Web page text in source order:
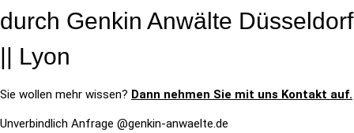
durch Genkin Anwälte Düsseldorf
|| Lyon
Sie wollen mehr wissen? Dann nehmen Sie mit uns Kontakt auf.
Unverbindlich Anfrage @genkin-anwaelte.de